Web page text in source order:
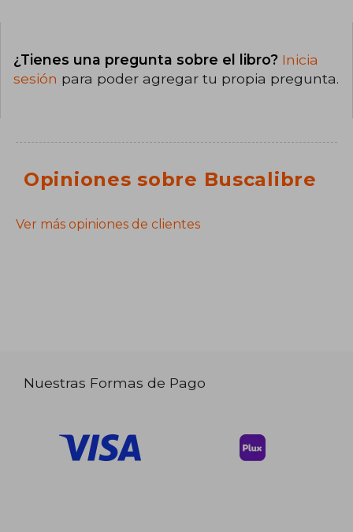
¿Tienes una pregunta sobre el libro? Inicia
sesión para poder agregar tu propia pregunta.
Opiniones sobre Buscalibre
Ver más opiniones de clientes
Nuestras Formas de Pago